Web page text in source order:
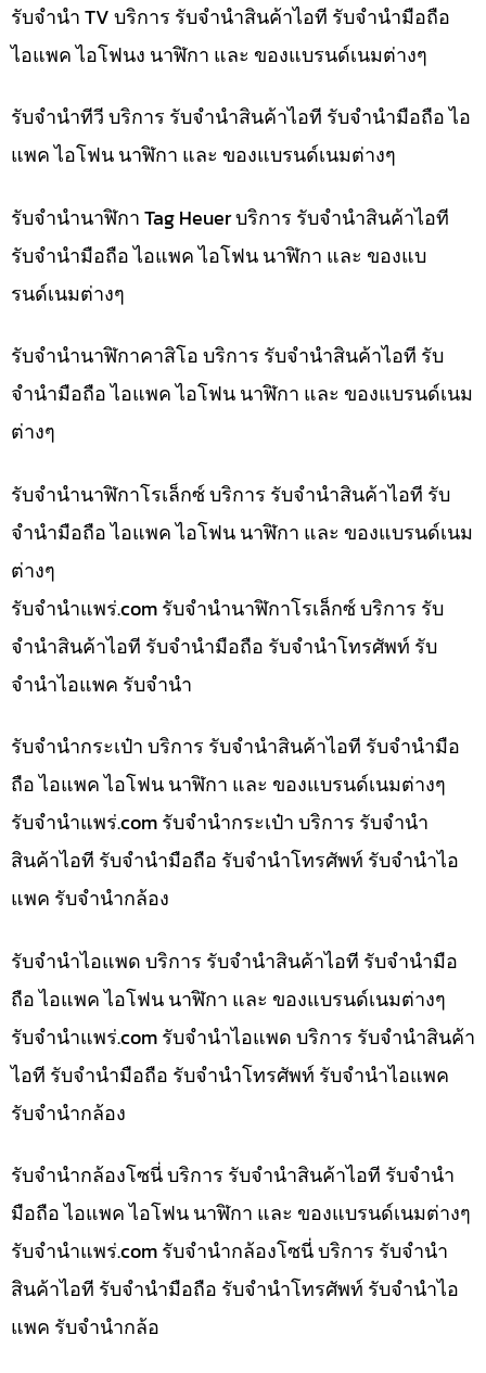
รับจำนำ TV บริการ รับจำนำสินค้าไอที รับจำนำมือถือ
ไอแพค ไอโฟนง นาฬิกา และ ของแบรนด์เนมต่างๆ
รับจำนำทีวี บริการ รับจำนำสินค้าไอที รับจำนำมือถือ ไอ
แพค ไอโฟน นาฬิกา และ ของแบรนด์เนมต่างๆ
รับจำนำนาฬิกา Tag Heuer บริการ รับจำนำสินค้าไอที
รับจำนำมือถือ ไอแพค ไอโฟน นาฬิกา และ ของแบ
รนด์เนมต่างๆ
รับจำนำนาฬิกาคาสิโอ บริการ รับจำนำสินค้าไอที รับ
จำนำมือถือ ไอแพค ไอโฟน นาฬิกา และ ของแบรนด์เนม
ต่างๆ
รับจำนำนาฬิกาโรเล็กซ์ บริการ รับจำนำสินค้าไอที รับ
จำนำมือถือ ไอแพค ไอโฟน นาฬิกา และ ของแบรนด์เนม
ต่างๆ
รับจํานําแพร่.com รับจำนำนาฬิกาโรเล็กซ์ บริการ รับ
จำนำสินค้าไอที รับจำนำมือถือ รับจำนำโทรศัพท์ รับ
จำนำไอแพค รับจำนำ
รับจำนำกระเป๋า บริการ รับจำนำสินค้าไอที รับจำนำมือ
ถือ ไอแพค ไอโฟน นาฬิกา และ ของแบรนด์เนมต่างๆ
รับจํานําแพร่.com รับจำนำกระเป๋า บริการ รับจำนำ
สินค้าไอที รับจำนำมือถือ รับจำนำโทรศัพท์ รับจำนำไอ
แพค รับจำนำกล้อง
รับจำนำไอแพด บริการ รับจำนำสินค้าไอที รับจำนำมือ
ถือ ไอแพค ไอโฟน นาฬิกา และ ของแบรนด์เนมต่างๆ
รับจํานําแพร่.com รับจำนำไอแพด บริการ รับจำนำสินค้า
ไอที รับจำนำมือถือ รับจำนำโทรศัพท์ รับจำนำไอแพค
รับจำนำกล้อง
รับจำนำกล้องโซนี่ บริการ รับจำนำสินค้าไอที รับจำนำ
มือถือ ไอแพค ไอโฟน นาฬิกา และ ของแบรนด์เนมต่างๆ
รับจํานําแพร่.com รับจำนำกล้องโซนี่ บริการ รับจำนำ
สินค้าไอที รับจำนำมือถือ รับจำนำโทรศัพท์ รับจำนำไอ
แพค รับจำนำกล้อ